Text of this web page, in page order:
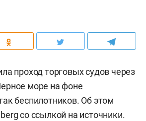
проход торговых судов через
море на фоне
беспилотников. Об этом
со ссылкой на источники.